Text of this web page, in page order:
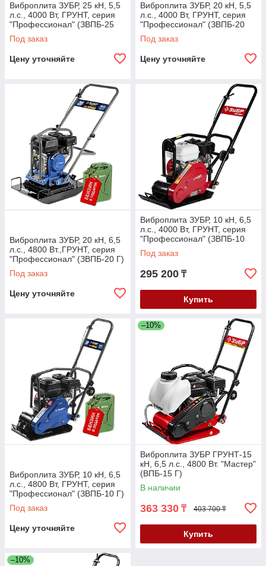
Виброплита ЗУБР, 25 кН, 5,5
л.с., 4000 Вт, ГРУНТ, серия
"Профессионал" (ЗВПБ-25
ГРХ)
Под заказ
Цену уточняйте
Виброплита ЗУБР, 20 кН, 5,5
л.с., 4000 Вт, ГРУНТ, серия
"Профессионал" (ЗВПБ-20
ГХ)
Под заказ
Цену уточняйте
Виброплита ЗУБР, 20 кН, 6,5
л.с., 4800 Вт.,ГРУНТ, серия
"Профессионал" (ЗВПБ-20 Г)
Под заказ
Цену уточняйте
Виброплита ЗУБР, 10 кН, 6,5
л.с., 4000 Вт, ГРУНТ, серия
"Профессионал" (ЗВПБ-10
ГХ)
Под заказ
295 200 ₸
Купить
Виброплита ЗУБР, 10 кН, 6,5
л.с., 4800 Вт, ГРУНТ, серия
"Профессионал" (ЗВПБ-10 Г)
Под заказ
Цену уточняйте
–10%
Виброплита ЗУБР ГРУНТ-15
кН, 6,5 л.с., 4800 Вт. "Мастер"
(ВПБ-15 Г)
В наличии
363 330 ₸ 403 700 ₸
Купить
–10%